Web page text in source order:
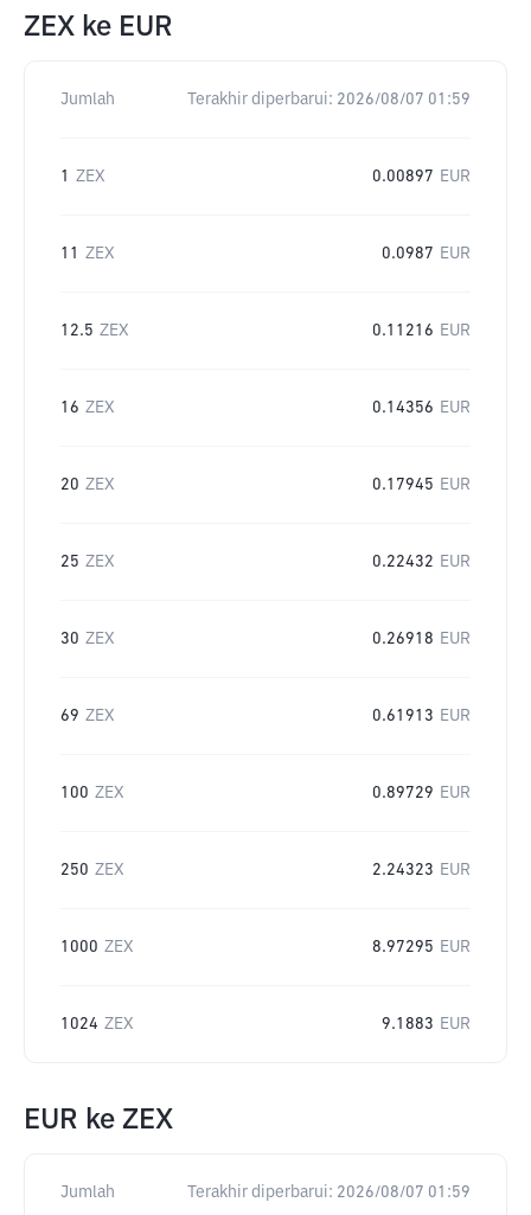
ZEX ke EUR
Jumlah Terakhir diperbarui: 2026/08/07 01:59
1 ZEX 0.00897 EUR
11 ZEX 0.0987 EUR
12.5 ZEX 0.11216 EUR
16 ZEX 0.14356 EUR
20 ZEX 0.17945 EUR
25 ZEX 0.22432 EUR
30 ZEX 0.26918 EUR
69 ZEX 0.61913 EUR
100 ZEX 0.89729 EUR
250 ZEX 2.24323 EUR
1000 ZEX 8.97295 EUR
1024 ZEX 9.1883 EUR
EUR ke ZEX
Jumlah Terakhir diperbarui: 2026/08/07 01:59